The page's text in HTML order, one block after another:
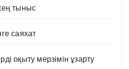
тыныс
саяхат
оқыту мерзімін ұзарту